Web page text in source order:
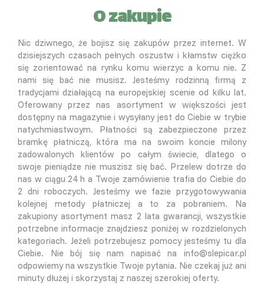
O zakupie
Nic dziwnego, że bojisz się zakupów przez internet. W
dzisiejszych czasach pełnych oszustw i kłamstw ciężko
się zorientować na rynku komu wierzyc a komu nie. Z
nami się bać nie musisz. Jesteśmy rodzinną firmą z
tradycjami działającą na europejskiej scenie od kilku lat.
Oferowany przez nas asortyment w większości jest
dostępny na magazynie i wysyłany jest do Ciebie w trybie
natychmiastwoym. Płatności są zabezpieczone przez
bramkę płatniczą, która ma na swoim koncie milony
zadowalonych klientów po całym świecie, dlatego o
swoje pieniądze nie muszisz się bać. Przelew dotrze do
nas w ciągu 24 h a Twoje zamówienie trafia do Ciebie do
2 dni roboczych. Jesteśmy we fazie przygotowywania
kolejnej metody płatniczej a to za pobraniem. Na
zakupiony asortyment masz 2 lata gwarancji, wszystkie
potrzebne informacje znajdziesz poniżej w rozdzielonych
kategoriach. Jeżeli potrzebujesz pomocy jesteśmy tu dla
Ciebie. Nie bój się nam napisać na info@slepicar.pl
odpowiemy na wszystkie Twoje pytania. Nie czekaj już ani
minuty dłużej i skorzystaj z naszej szerokiej oferty.